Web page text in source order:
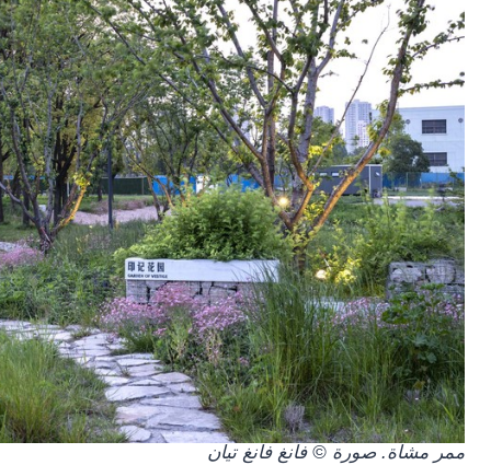
ممر مشاة. صورة © فانغ فانغ تيان